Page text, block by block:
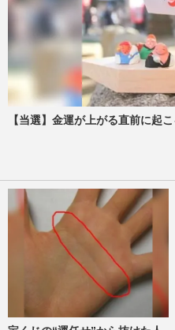
【当選】金運が上がる直前に起